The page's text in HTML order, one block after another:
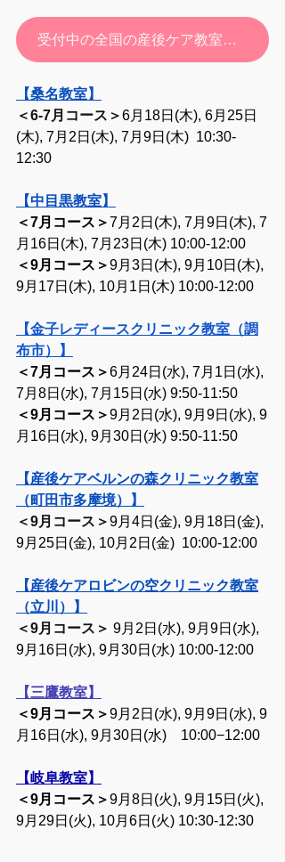
受付中の全国の産後ケア教室・お申し込みはこちら
【桑名教室】
＜6-7月コース＞6月18日(木), 6月25日
(木), 7月2日(木), 7月9日(木)  10:30-
12:30
【中目黒教室】
＜7月コース＞7月2日(木), 7月9日(木), 7
月16日(木), 7月23日(木) 10:00-12:00
＜9月コース＞9月3日(木), 9月10日(木),
9月17日(木), 10月1日(木) 10:00-12:00
【金子レディースクリニック教室（調
布市）】
＜7月コース＞6月24日(水), 7月1日(水),
7月8日(水), 7月15日(水) 9:50-11:50
＜9月コース＞9月2日(水), 9月9日(水), 9
月16日(水), 9月30日(水) 9:50-11:50
【産後ケアベルンの森クリニック教室
（町田市多摩境）】
＜9月コース＞9月4日(金), 9月18日(金),
9月25日(金), 10月2日(金)  10:00-12:00
【産後ケアロビンの空クリニック教室
（立川）】
＜9月コース＞ 9月2日(水), 9月9日(水),
9月16日(水), 9月30日(水) 10:00-12:00
【三鷹教室】
＜9月コース＞9月2日(水), 9月9日(水), 9
月16日(水), 9月30日(水)　10:00−12:00
【岐阜教室】
＜9月コース＞9月8日(火), 9月15日(火),
9月29日(火), 10月6日(火) 10:30-12:30